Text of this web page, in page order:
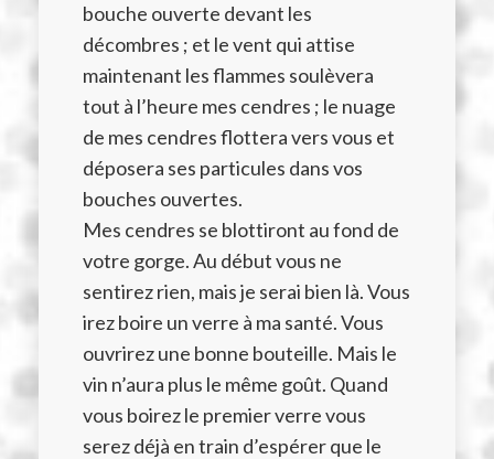
bouche ouverte devant les
décombres ; et le vent qui attise
maintenant les flammes soulèvera
tout à l’heure mes cendres ; le nuage
de mes cendres flottera vers vous et
déposera ses particules dans vos
bouches ouvertes.
Mes cendres se blottiront au fond de
votre gorge. Au début vous ne
sentirez rien, mais je serai bien là. Vous
irez boire un verre à ma santé. Vous
ouvrirez une bonne bouteille. Mais le
vin n’aura plus le même goût. Quand
vous boirez le premier verre vous
serez déjà en train d’espérer que le